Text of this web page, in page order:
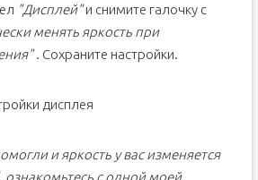
"Дисплей"и снимите галочку с
менять яркость при
. Сохраните настройки.
дисплея
и яркость у вас изменяется
ознакомьтесь с одной моей